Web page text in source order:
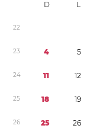
D L
22
23 4 5
24 11 12
25 18 19
26 25 26